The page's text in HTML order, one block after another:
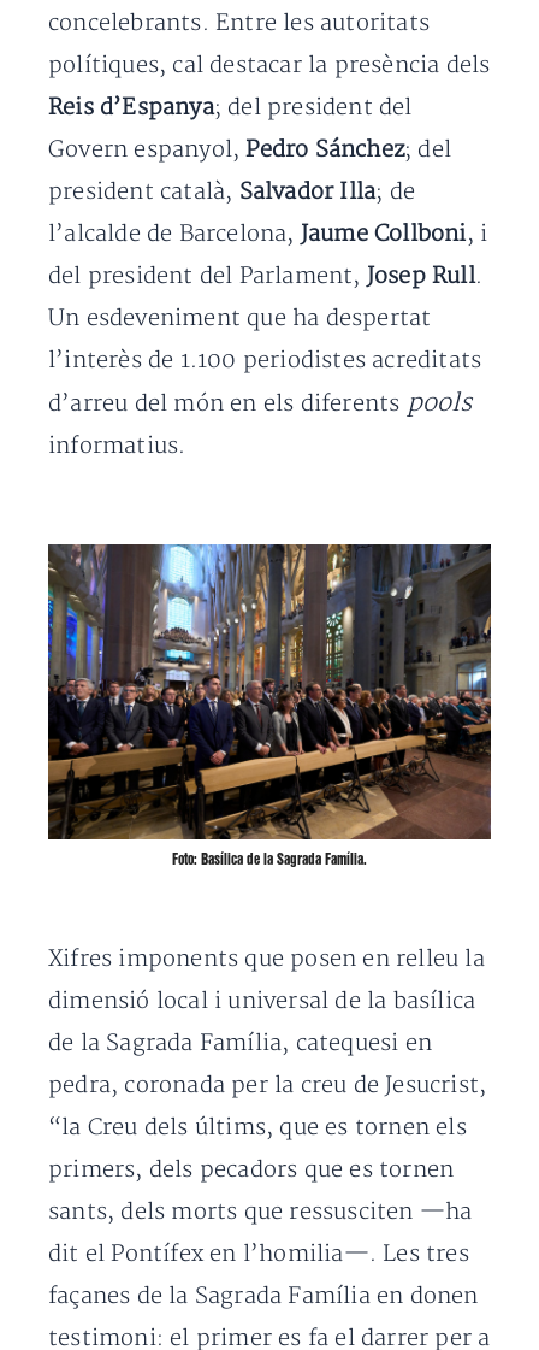
concelebrants. Entre les autoritats
polítiques, cal destacar la presència dels
Reis d’Espanya; del president del
Govern espanyol,Pedro Sánchez; del
president català, Salvador Illa; de
l’alcalde de Barcelona, Jaume Collboni, i
del president del Parlament, Josep Rull.
Un esdeveniment que ha despertat
l’interès de 1.100 periodistes acreditats
d’arreu del món en els diferents pools
informatius.
Foto: Basílica de la Sagrada Família.
Xifres imponents que posen en relleu la
dimensió local i universal de la basílica
de la Sagrada Família, catequesi en
pedra, coronada per la creu de Jesucrist,
“la Creu dels últims, que es tornen els
primers, dels pecadors que es tornen
sants, dels morts que ressusciten —ha
dit el Pontífex en l’homilia—. Les tres
façanes de la Sagrada Família en donen
testimoni: el primer es fa el darrer per a